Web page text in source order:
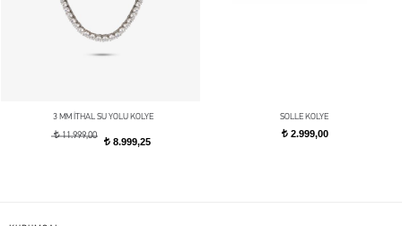
3 MM İTHAL SU YOLU KOLYE
t11.999,00
t8.999,25
SOLLE KOLYE
t2.999,00